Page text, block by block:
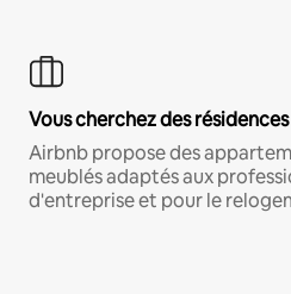
Vous cherchez des
Airbnb propose des
meublés adaptés aux
d'entreprise et pour le